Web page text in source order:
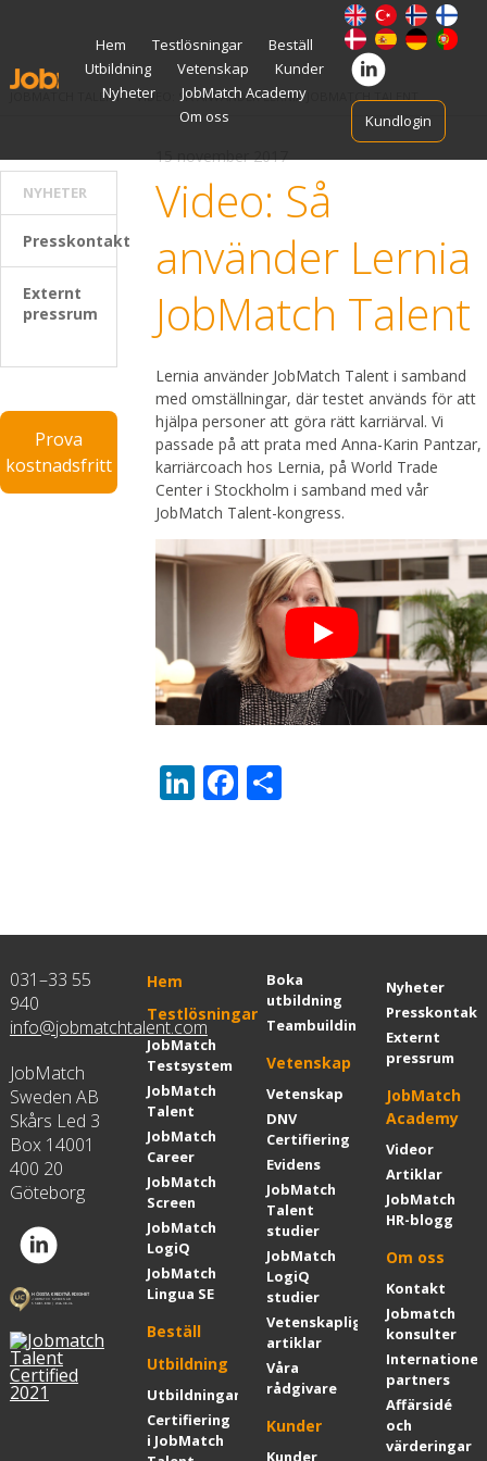
Gå
vidare
till
innehåll
Hem Testlösningar
Beställ
Utbildning
Vetenskap
Kunder
Nyheter
JobMatch Academy
Om oss
Kundlogin
JOBMATCH TALENT>VIDEO: SÅ ANVÄNDER LERNIA JOBMATCH TALENT
15 november 2017
Video: Så
använder Lernia
JobMatch Talent
Lernia använder JobMatch Talent i samband
med omställningar, där testet används för att
hjälpa personer att göra rätt karriärval. Vi
passade på att prata med Anna-Karin Pantzar,
karriärcoach hos Lernia, på World Trade
Center i Stockholm i samband med vår
JobMatch Talent-kongress.
LinkedIn
Facebook
NYHETER
Presskontakt
Externt
pressrum
Prova
kostnadsfritt
031–33 55
940
info@jobmatchtalent.com
JobMatch
Sweden AB
Skårs Led 3
Box 14001
400 20
Göteborg
Hem
Testlösningar
JobMatch
Testsystem
JobMatch
Talent
JobMatch
Career
JobMatch
Screen
JobMatch
LogiQ
JobMatch
Lingua SE
Beställ
Utbildning
Utbildningar
Certifiering
i JobMatch
Boka
utbildning
Teambuilding
Vetenskap
Vetenskap
DNV
Certifiering
Evidens
JobMatch
Talent
studier
JobMatch
LogiQ
studier
Vetenskapliga
artiklar
Våra
rådgivare
Kunder
Kunder
Nyheter
Presskontakt
Externt
pressrum
JobMatch
Academy
Videor
Artiklar
JobMatch
HR-blogg
Om oss
Kontakt
Jobmatch
konsulter
partners
Affärsidé
och
värderingar